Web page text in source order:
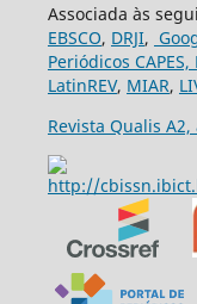
Associada às
EBSCO, DRJI,
Periódicos CAPES,
LatinREV, MIAR,
Revista Qualis